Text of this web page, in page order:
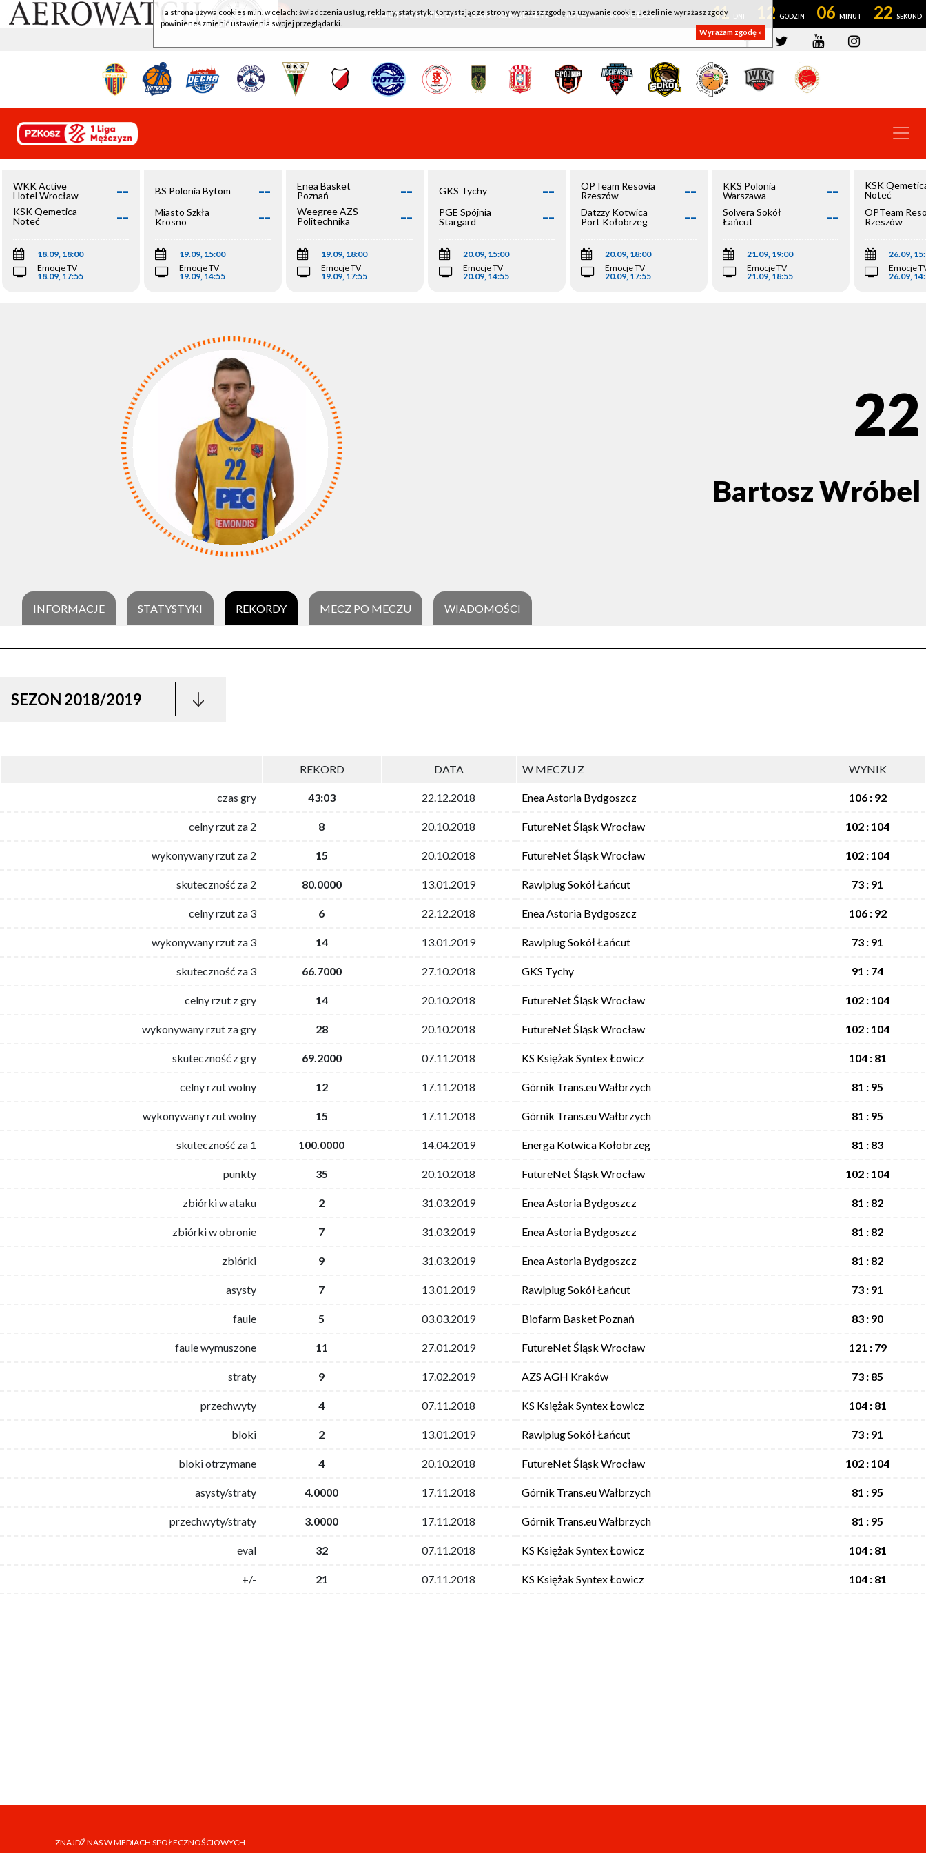
WKK ACTIVE HOTEL WROCŁAW - KSK QEMETICA NOTEĆ INOWROCŁAW 41 12 06 22
WKK Active
Hotel Wrocław
--
KSK Qemetica
Noteć
Inowrocław
--
18.09, 18:00
Emocje TV
18.09, 17:55
BS Polonia Bytom --
Miasto Szkła
Krosno
--
19.09, 15:00
Emocje TV
19.09, 14:55
Enea Basket
Poznań
--
Weegree AZS
Politechnika
--
19.09, 18:00
Emocje TV
19.09, 17:55
GKS Tychy --
PGE Spójnia
Stargard
--
20.09, 15:00
Emocje TV
20.09, 14:55
OPTeam Resovia
Rzeszów
--
Datzzy Kotwica
Port Kołobrzeg
--
20.09, 18:00
Emocje TV
20.09, 17:55
KKS Polonia
Warszawa
--
Solvera Sokół
Łańcut
--
21.09, 19:00
Emocje TV
21.09, 18:55
KSK
Noteć
Inowrocław
OPTeam
Rzeszów
26.09,
Emocje
26.09,
22
Bartosz Wróbel
INFORMACJE STATYSTYKI REKORDY MECZ PO MECZU WIADOMOŚCI
SEZON 2018/2019
REKORD DATA W MECZU Z WYNIK
czas gry 43:03 22.12.2018 Enea Astoria Bydgoszcz 106 : 92
celny rzut za 2 8 20.10.2018 FutureNet Śląsk Wrocław 102 : 104
wykonywany rzut za 2 15 20.10.2018 FutureNet Śląsk Wrocław 102 : 104
skuteczność za 2 80.0000 13.01.2019 Rawlplug Sokół Łańcut 73 : 91
celny rzut za 3 6 22.12.2018 Enea Astoria Bydgoszcz 106 : 92
wykonywany rzut za 3 14 13.01.2019 Rawlplug Sokół Łańcut 73 : 91
skuteczność za 3 66.7000 27.10.2018 GKS Tychy 91 : 74
celny rzut z gry 14 20.10.2018 FutureNet Śląsk Wrocław 102 : 104
wykonywany rzut za gry 28 20.10.2018 FutureNet Śląsk Wrocław 102 : 104
skuteczność z gry 69.2000 07.11.2018 KS Księżak Syntex Łowicz 104 : 81
celny rzut wolny 12 17.11.2018 Górnik Trans.eu Wałbrzych 81 : 95
wykonywany rzut wolny 15 17.11.2018 Górnik Trans.eu Wałbrzych 81 : 95
skuteczność za 1 100.0000 14.04.2019 Energa Kotwica Kołobrzeg 81 : 83
punkty 35 20.10.2018 FutureNet Śląsk Wrocław 102 : 104
zbiórki w ataku 2 31.03.2019 Enea Astoria Bydgoszcz 81 : 82
zbiórki w obronie 7 31.03.2019 Enea Astoria Bydgoszcz 81 : 82
zbiórki 9 31.03.2019 Enea Astoria Bydgoszcz 81 : 82
asysty 7 13.01.2019 Rawlplug Sokół Łańcut 73 : 91
faule 5 03.03.2019 Biofarm Basket Poznań 83 : 90
faule wymuszone 11 27.01.2019 FutureNet Śląsk Wrocław 121 : 79
straty 9 17.02.2019 AZS AGH Kraków 73 : 85
przechwyty 4 07.11.2018 KS Księżak Syntex Łowicz 104 : 81
bloki 2 13.01.2019 Rawlplug Sokół Łańcut 73 : 91
bloki otrzymane 4 20.10.2018 FutureNet Śląsk Wrocław 102 : 104
asysty/straty 4.0000 17.11.2018 Górnik Trans.eu Wałbrzych 81 : 95
przechwyty/straty 3.0000 17.11.2018 Górnik Trans.eu Wałbrzych 81 : 95
eval 32 07.11.2018 KS Księżak Syntex Łowicz 104 : 81
+/- 21 07.11.2018 KS Księżak Syntex Łowicz 104 : 81
ZNAJDŹ NAS W MEDIACH SPOŁECZNOŚCIOWYCH
Ta strona używa cookies m.in. w celach: świadczenia usług, reklamy, statystyk. Korzystając ze strony wyrażasz zgodę na używanie cookie. Jeżeli nie wyrażasz zgody
powinieneś zmienić ustawienia swojej przeglądarki.
Wyrażam zgodę »